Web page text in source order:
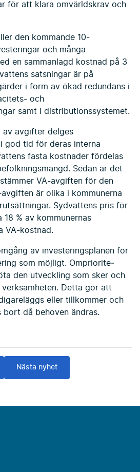
för att klara omvärldskrav och
den kommande 10-
och många
en sammanlagd kostnad på 3
satsningar är på
i form av ökad redundans i
och
samt i distributionssystemet.
av avgifter delges
god tid för deras interna
fasta kostnader fördelas
Sedan är det
VA-avgiften för den
är olika i kommunerna
Sydvattens pris för
% av kommunernas
VA-kostnad.
av investeringsplanen för
som möjligt. Ompriorite­
den utveckling som sker och
Detta gör att
eller tillkommer och
då behoven ändras.
Nästa nyhet